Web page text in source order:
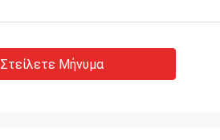
Μήνυμα